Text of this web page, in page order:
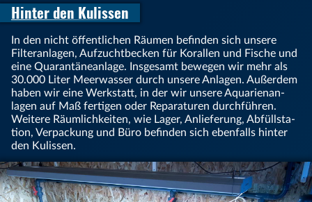
Hinter den Kulissen
In den nicht öffent­lichen Räumen befinden sich unse­re
Filter­an­lagen, Auf­zucht­becken für Koral­len und Fische und
eine Quaran­täne­anlage. Insge­samt bewe­gen wir mehr als
30.000 Liter Meer­was­ser durch unsere Anlagen. Außer­dem
haben wir eine Werk­statt, in der wir unsere Aqua­rien­an­
lagen auf Maß ferti­gen oder Repa­ratu­ren durch­führen.
Weitere Räumlichkeiten, wie Lager, An­liefe­rung, Ab­füll­sta­
tion, Ver­pack­ung und Büro befin­den sich eben­falls hin­ter
den Ku­lissen.